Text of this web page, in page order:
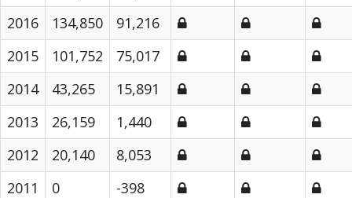
2016
134,850
91,216
2015
101,752
75,017
2014
43,265
15,891
2013
26,159
1,440
2012
20,140
8,053
2011
0 -398